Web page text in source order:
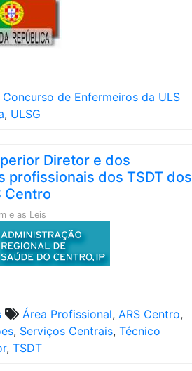
Concurso de Enfermeiros da ULS
, ULSG
Diretor e dos
profissionais dos TSDT dos
Centro
e as Leis
Área Profissional, ARS Centro,
, Serviços Centrais, Técnico
, TSDT